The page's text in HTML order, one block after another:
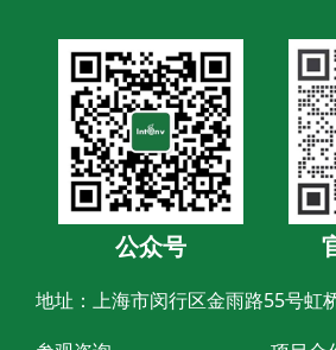
公众号
地址：上海市闵行区金雨路55号虹